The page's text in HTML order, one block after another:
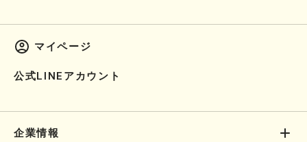
マイページ
公式LINEアカウント
企業情報